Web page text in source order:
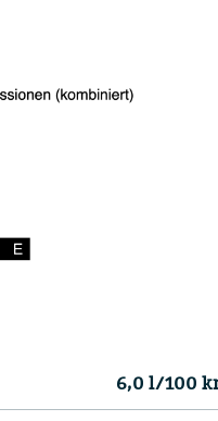
6,0 l/100